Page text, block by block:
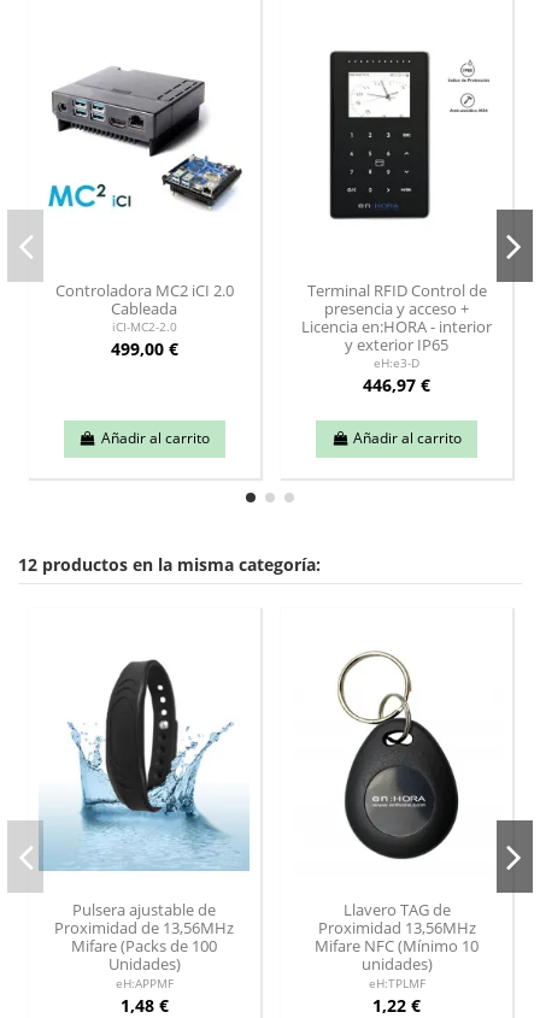
Controladora MC2 iCI 2.0
Cableada
iCI-MC2-2.0
499,00 €
Añadir al carrito
Terminal RFID Control de
presencia y acceso +
Licencia en:HORA - interior
y exterior IP65
eH:e3-D
446,97 €
Añadir al carrito
12 productos en la misma categoría:
Pulsera ajustable de
Proximidad de 13,56MHz
Mifare (Packs de 100
Unidades)
eH:APPMF
1,48 €
Llavero TAG de
Proximidad 13,56MHz
Mifare NFC (Mínimo 10
unidades)
eH:TPLMF
1,22 €